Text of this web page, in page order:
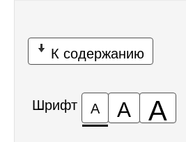
К содержанию
Шрифт А А А